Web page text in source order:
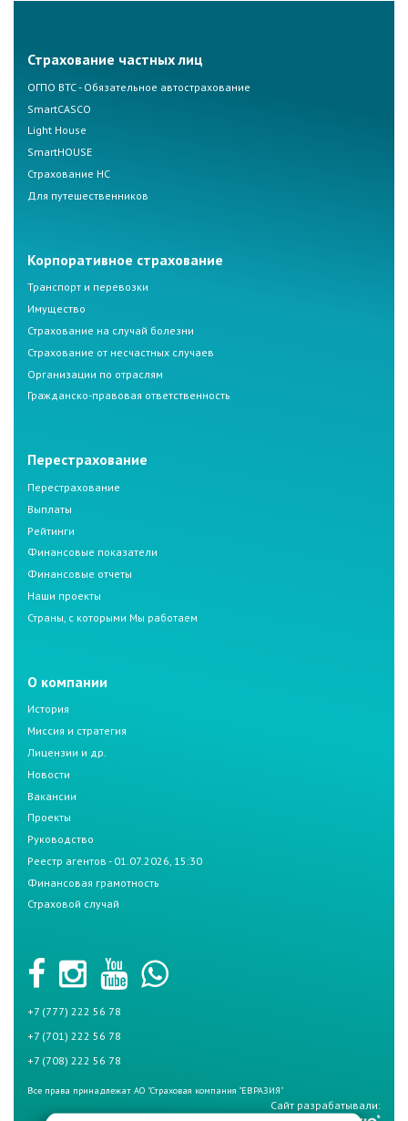
Страхование частных лиц
ОГПО ВТС - Обязательное автострахование
SmartCASCO
Light House
SmartHOUSE
Страхование НС
Для путешественников
Корпоративное страхование
Транспорт и перевозки
Имущество
Страхование на случай болезни
Страхование от несчастных случаев
Организации по отраслям
Гражданско-правовая ответственность
Перестрахование
Перестрахование
Выплаты
Рейтинги
Финансовые показатели
Финансовые отчеты
Наши проекты
Страны, с которыми Мы работаем
О компании
История
Миссия и стратегия
Лицензии и др.
Новости
Вакансии
Проекты
Руководство
Реестр агентов - 01.07.2026, 15:30
Финансовая грамотность
Страховой случай
+7 (777) 222 56 78
+7 (701) 222 56 78
+7 (708) 222 56 78
Все права принадлежат АО "Страховая компания "ЕВРАЗИЯ"
Сайт разрабатывали: